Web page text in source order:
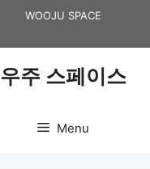
WOOJU SPACE
우주 스페이스
Menu